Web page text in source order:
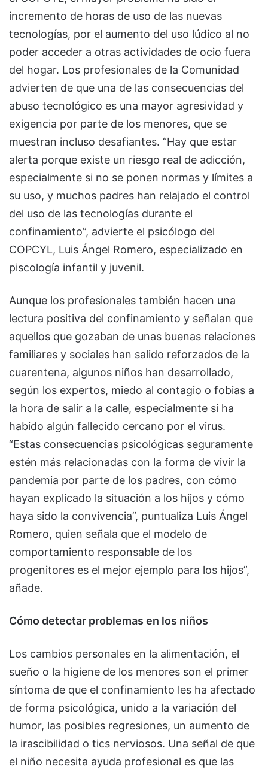
incremento de horas de uso de las nuevas
tecnologías, por el aumento del uso lúdico al no
poder acceder a otras actividades de ocio fuera
del hogar. Los profesionales de la Comunidad
advierten de que una de las consecuencias del
abuso tecnológico es una mayor agresividad y
exigencia por parte de los menores, que se
muestran incluso desafiantes. “Hay que estar
alerta porque existe un riesgo real de adicción,
especialmente si no se ponen normas y límites a
su uso, y muchos padres han relajado el control
del uso de las tecnologías durante el
confinamiento”, advierte el psicólogo del
COPCYL, Luis Ángel Romero, especializado en
piscología infantil y juvenil.
Aunque los profesionales también hacen una
lectura positiva del confinamiento y señalan que
aquellos que gozaban de unas buenas relaciones
familiares y sociales han salido reforzados de la
cuarentena, algunos niños han desarrollado,
según los expertos, miedo al contagio o fobias a
la hora de salir a la calle, especialmente si ha
habido algún fallecido cercano por el virus.
“Estas consecuencias psicológicas seguramente
estén más relacionadas con la forma de vivir la
pandemia por parte de los padres, con cómo
hayan explicado la situación a los hijos y cómo
haya sido la convivencia”, puntualiza Luis Ángel
Romero, quien señala que el modelo de
comportamiento responsable de los
progenitores es el mejor ejemplo para los hijos”,
añade.
Cómo detectar problemas en los niños
Los cambios personales en la alimentación, el
sueño o la higiene de los menores son el primer
síntoma de que el confinamiento les ha afectado
de forma psicológica, unido a la variación del
humor, las posibles regresiones, un aumento de
la irascibilidad o tics nerviosos. Una señal de que
el niño necesita ayuda profesional es que las